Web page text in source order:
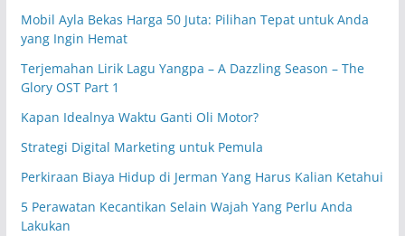
Mobil Ayla Bekas Harga 50 Juta: Pilihan Tepat untuk Anda
yang Ingin Hemat
Terjemahan Lirik Lagu Yangpa – A Dazzling Season – The
Glory OST Part 1
Kapan Idealnya Waktu Ganti Oli Motor?
Strategi Digital Marketing untuk Pemula
Perkiraan Biaya Hidup di Jerman Yang Harus Kalian Ketahui
5 Perawatan Kecantikan Selain Wajah Yang Perlu Anda
Lakukan